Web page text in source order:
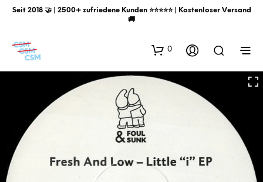
Seit 2018 🤝 | 2500+ zufriedene Kunden ⭐️⭐️⭐️⭐️⭐️ | Kostenloser Versand
🚚
0